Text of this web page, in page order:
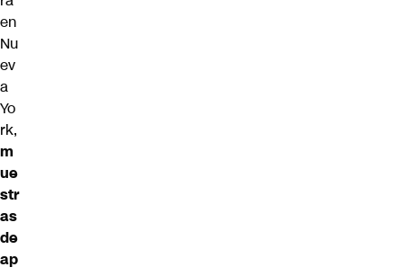
en
Nu
ev
a
Yo
rk,
m
ue
str
as
de
ap